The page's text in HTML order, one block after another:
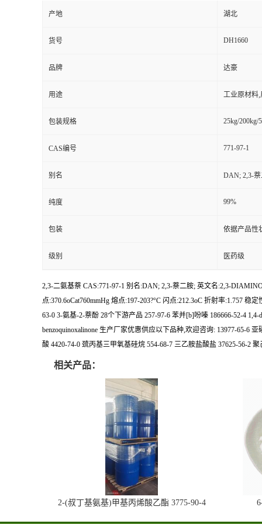
产地 湖北
货号 DH1660
品牌 达豪
用途 工业原材料
包装规格 25kg/200kg/
CAS编号 771-97-1
别名 DAN; 2,3-
纯度 99%
包装 依据产品性
级别 医药级
2,3-二氨基萘 CAS:771-97-1 别名:DAN; 2,3-萘二胺; 英文名:2,3-
点:370.6oCat760mmHg 熔点:197-203?°C 闪点:212.3oC 折射率:1.757 稳
63-0 3-氨基-2-萘酚 28个下游产品 257-97-6 苯并[b]吩嗪 186666-52-4
benzoquinoxalinone 生产厂家优惠供应以下品种,欢迎咨询: 13977-65-6
酸 4420-74-0 巯丙基三甲氧基硅烷 554-68-7 三乙胺盐酸盐 37625-56-2
相关产品：
2-(叔丁基氨基)甲基丙烯酸乙酯 3775-90-4